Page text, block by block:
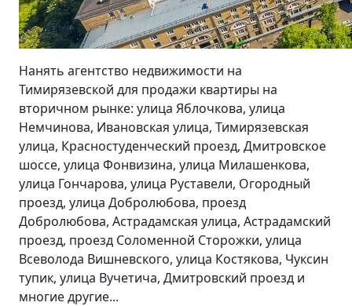
Нанять агентство недвижимости на
Тимирязевской для продажи квартиры на
вторичном рынке: улица Яблочкова, улица
Немчинова, Ивановская улица, Тимирязевская
улица, Красностуденческий проезд, Дмитровское
шоссе, улица Фонвизина, улица Милашенкова,
улица Гончарова, улица Руставели, Огородный
проезд, улица Добролюбова, проезд
Добролюбова, Астрадамская улица, Астрадамский
проезд, проезд Соломенной Сторожки, улица
Всеволода Вишневского, улица Костякова, Чуксин
тупик, улица Вучетича, Дмитровский проезд и
многие другие...